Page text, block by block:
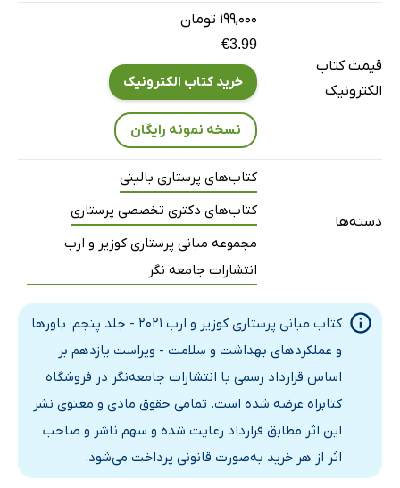
مدل‌های باور بهداشتی
پیروی از مراقبت سلامت
دانش خود را بیازمایید
فصل 21: مراقبت پرستاری پاسخگو از نظر فرهنگی
نابرابری‌های سلامت
جمعیت‌شناسی
مهاجرت
ارائه‌ی مراقبت پاسخ‌گو از نظر فرهنگی
مرور فصل 21
نکات برجسته‌ی فصل
قیمت کتاب
الکترونیک
۱۹۹,۰۰۰ تومان
€3.99
خرید کتاب الکترونیک
نسخه نمونه رایگان
دسته‌ها
کتاب‌های پرستاری بالینی
کتاب‌های دکتری تخصصی پرستاری
مجموعه مبانی پرستاری کوزیر و ارب
انتشارات جامعه نگر
کتاب مبانی پرستاری کوزیر و ارب 2021 - جلد پنجم: باورها
و عملکردهای بهداشت و سلامت - ویراست یازدهم بر
اساس قرارداد رسمی با انتشارات جامعه‌نگر در فروشگاه
کتابراه عرضه شده است. تمامی حقوق مادی و معنوی نشر
این اثر مطابق قرارداد رعایت شده و سهم ناشر و صاحب
اثر از هر خرید به‌صورت قانونی پرداخت می‌شود.